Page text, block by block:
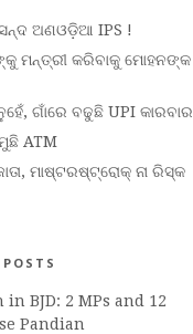
ଅଣଓଡ଼ିଆ IPS !
ମନ୍ତ୍ରୀ କରିବାକୁ ମୋହନଙ୍କ
ଗାଁରେ ବଢୁଛି UPI କାରବାର
ATM
ମାଷ୍ଟରଷ୍ଟ୍ରୋକ୍ ନା ରିସ୍କ